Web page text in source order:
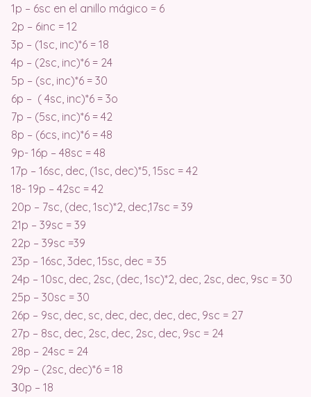
1p – 6sc en el anillo mágico = 6
2p – 6inc = 12
3p – (1sc, inc)*6 = 18
4p – (2sc, inc)*6 = 24
5p – (sc, inc)*6 = 30
6p – ( 4sc, inc)*6 = 3o
7p – (5sc, inc)*6 = 42
8p – (6cs, inc)*6 = 48
9p- 16p – 48sc = 48
17p – 16sc, dec, (1sc, dec)*5, 15sc = 42
18- 19p – 42sc = 42
20p – 7sc, (dec, 1sc)*2, dec,17sc = 39
21p – 39sc = 39
22p – 39sc =39
23p – 16sc, 3dec, 15sc, dec = 35
24p – 10sc, dec, 2sc, (dec, 1sc)*2, dec, 2sc, dec, 9sc = 30
25p – 30sc = 30
26p – 9sc, dec, sc, dec, dec, dec, dec, 9sc = 27
27p – 8sc, dec, 2sc, dec, 2sc, dec, 9sc = 24
28p – 24sc = 24
29p – (2sc, dec)*6 = 18
З0p – 18